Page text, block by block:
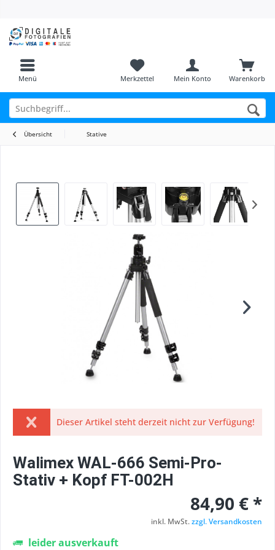
Menü Warenkorb
Merkzettel Mein Konto
Übersicht Stative
Dieser Artikel steht derzeit nicht zur Verfügung!
Walimex WAL-666 Semi-Pro-
Stativ + Kopf FT-002H
84,90 € *
inkl. MwSt.zzgl. Versandkosten
leider ausverkauft